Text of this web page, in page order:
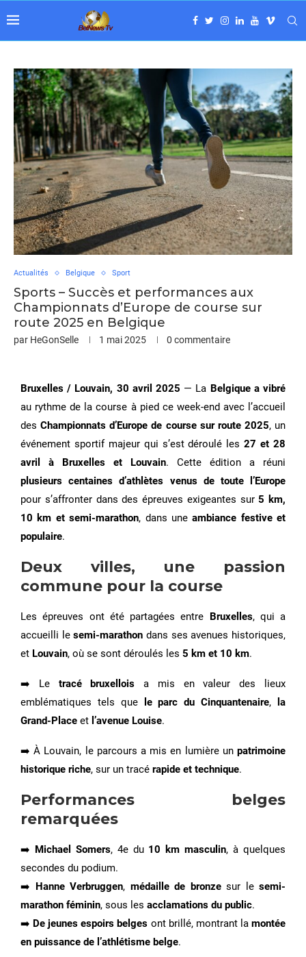
Actualités Belgique Sport
Sports – Succès et performances aux
Championnats d’Europe de course sur
route 2025 en Belgique
par HeGonSelle 1 mai 2025 0 commentaire
Bruxelles / Louvain, 30 avril 2025 — La Belgique a vibré
au rythme de la course à pied ce week-end avec l’accueil
desChampionnats d’Europe de course sur route 2025, un
événement sportif majeur qui s’est déroulé les27 et 28
avril à Bruxelles et Louvain. Cette édition a réuni
plusieurs centaines d’athlètes venus de toute l’Europe
pour s’affronter dans des épreuves exigeantes sur5 km,
10 km et semi-marathon, dans uneambiance festive et
populaire.
Deux villes, une passion
commune pour la course
Les épreuves ont été partagées entre Bruxelles, qui a
accueilli lesemi-marathon dans ses avenues historiques,
et Louvain, où se sont déroulés les 5 km et 10 km.
➡️ Le tracé bruxellois a mis en valeur des lieux
emblématiques tels que
le parc du Cinquantenaire,
la
Grand-Place et l’avenue Louise.
➡️ À Louvain, le parcours a mis en lumière un patrimoine
historique riche, sur un tracé rapide et technique.
Performances belges
remarquées
➡️ Michael Somers, 4e du 10 km masculin, à quelques
secondes du podium.
➡️ Hanne Verbruggen, médaille de bronzesur le semi-
marathon féminin, sous les acclamations du public.
➡️ De jeunes espoirs belges ont brillé, montrant lamontée
en puissance de l’athlétisme belge.